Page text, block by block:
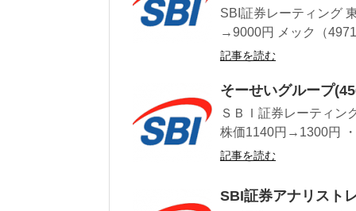
SBI証券レーティング
→9000円 メック（
記事を読む
そーせいグループ
ＳＢＩ証券レーティ
株価1140円→1300円
記事を読む
SBI証券アナリスト